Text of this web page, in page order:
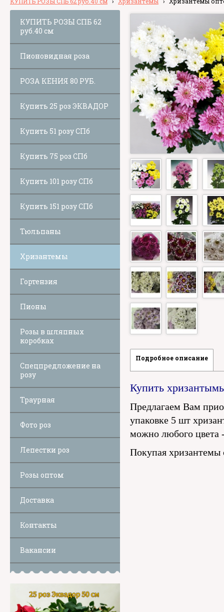
КУПИТЬ РОЗЫ СПБ 62
руб.40 см
Пионовидная роза
РОЗА КЕНИЯ 80 РУБ.
Купить 25 роз ЭКВАДОР
Купить 51 розу СПб
Купить 75 роз СПб
Купить 101 розу СПб
Купить 151 розу СПб
Тюльпаны
Хризантемы
Гортензия
Пионы
Розы в шляпных
коробках
Спецпредложение на
розу
Траурная
Фото роз
Лепестки роз
Розы оптом
Доставка
Контакты
Вакансии
Подробное описание
Купить
Предлагаем Вам
упаковке 5 шт
можно любого цвета -
Покупая хризантемы